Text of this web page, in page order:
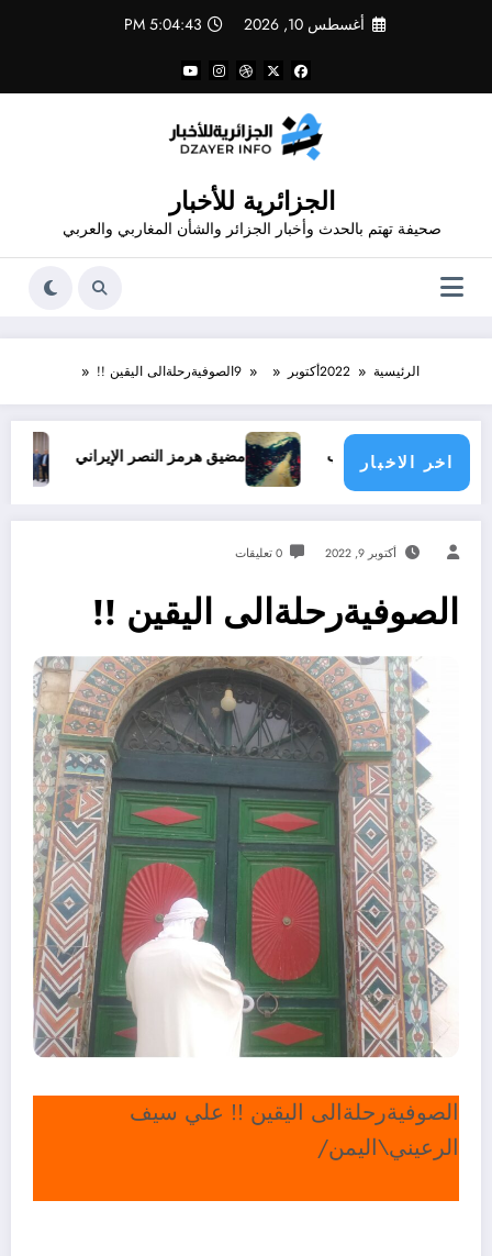
أغسطس 10, 2026 5:04:43 PM
الجزائرية للأخبار
صحيفة تهتم بالحدث وأخبار الجزائر والشأن المغاربي والعربي
الرئيسية 2022أكتوبر 9الصوفيةرحلةالى اليقين !!
اخر الاخبارللحرب مضيق هرمز النصر الإيراني والي
أكتوبر 9, 2022 0 تعليقات
الصوفيةرحلةالى اليقين !!
الصوفيةرحلةالى اليقين !! علي سيف
الرعيني\اليمن/